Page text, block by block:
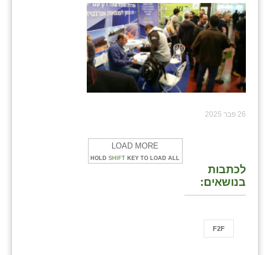
26 פבר 2025
LOAD MORE
HOLD SHIFT KEY TO LOAD ALL
לכתבות
בנושאים:
F2F